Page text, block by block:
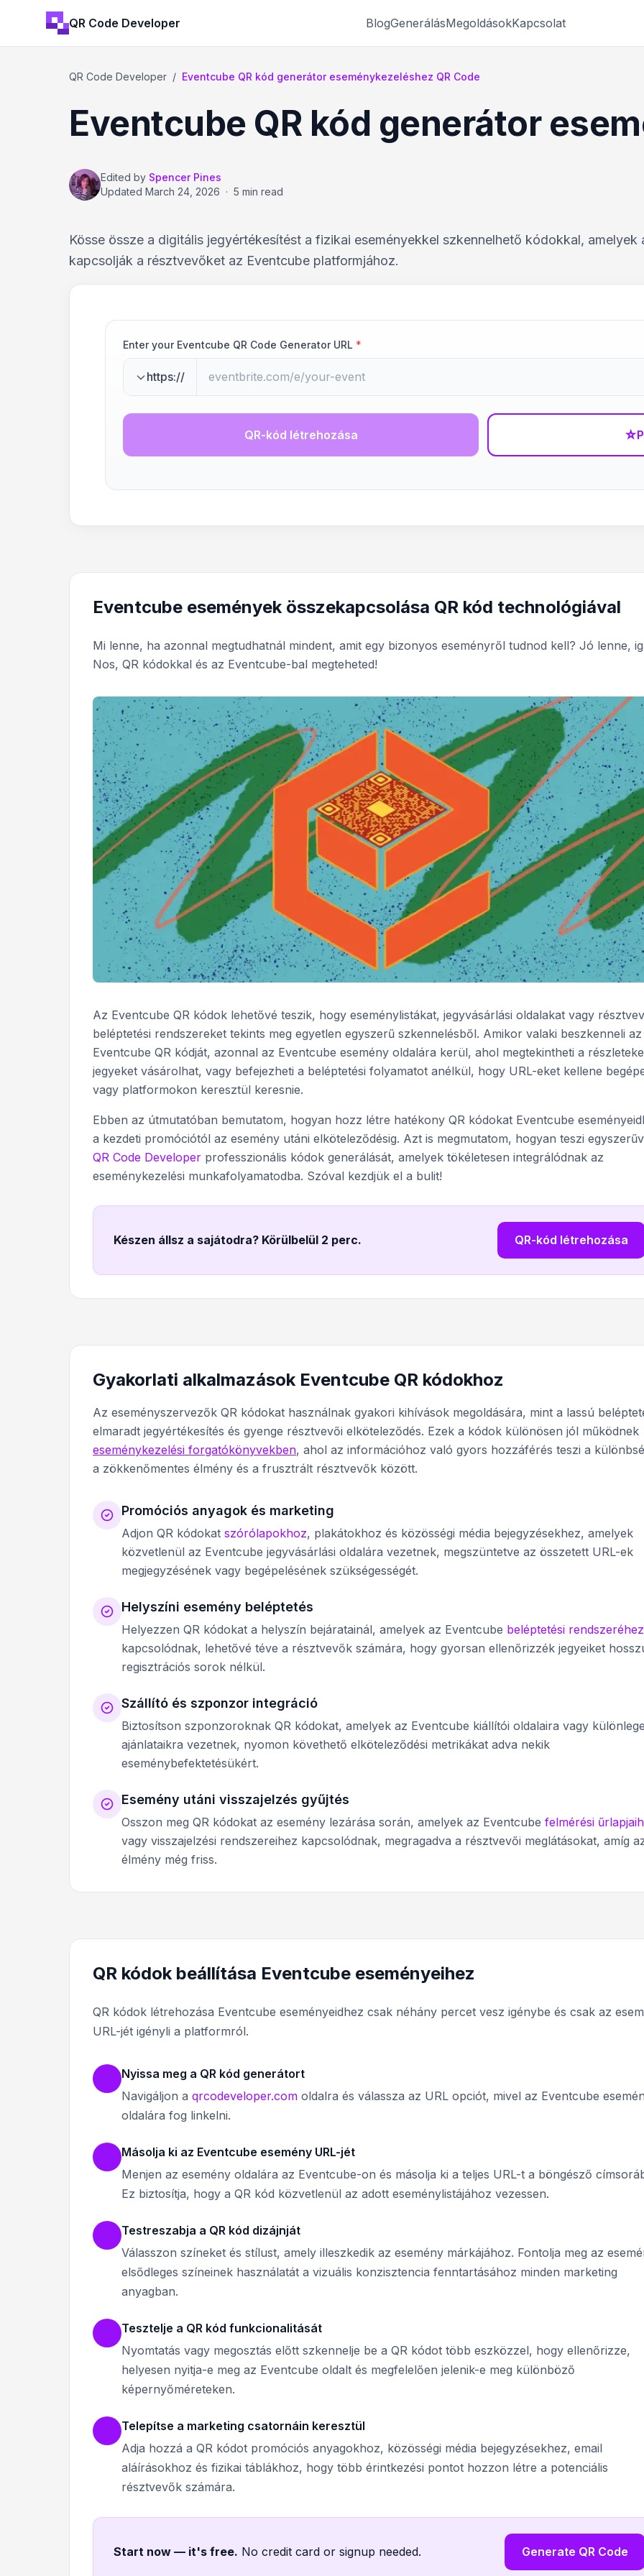
QR Code Developer BlogGenerálásMegoldásokKapcsolat
QR Code Developer / Eventcube QR kód generátor eseménykezeléshez QR Code
Eventcube QR kód generátor
Edited by Spencer Pines
Updated March 24, 2026 · 5 min read
Kösse össze a digitális jegyértékesítést a fizikai eseményekkel szkennelhető kódokkal, amelyek
kapcsolják a résztvevőket az Eventcube platformjához.
Enter your Eventcube QR Code Generator URL *
https://
QR-kód létrehozása ☆
Eventcube események összekapcsolása QR kód technológiával
Mi lenne, ha azonnal megtudhatnál mindent, amit egy bizonyos eseményről tudnod kell? Jó lenne,
Nos, QR kódokkal és az Eventcube-bal megteheted!
Az Eventcube QR kódok lehetővé teszik, hogy eseménylistákat, jegyvásárlási oldalakat vagy
beléptetési rendszereket tekints meg egyetlen egyszerű szkennelésből. Amikor valaki beszkenneli az
Eventcube QR kódját, azonnal az Eventcube esemény oldalára kerül, ahol megtekintheti a
jegyeket vásárolhat, vagy befejezheti a beléptetési folyamatot anélkül, hogy URL-eket kellene
vagy platformokon keresztül keresnie.
Ebben az útmutatóban bemutatom, hogyan hozz létre hatékony QR kódokat Eventcube
a kezdeti promóciótól az esemény utáni elköteleződésig. Azt is megmutatom, hogyan teszi
QR Code Developer professzionális kódok generálását, amelyek tökéletesen integrálódnak az
eseménykezelési munkafolyamatodba. Szóval kezdjük el a bulit!
Készen állsz a sajátodra? Körülbelül 2 perc. QR-kód létrehozása
Gyakorlati alkalmazások Eventcube QR kódokhoz
Az eseményszervezők QR kódokat használnak gyakori kihívások megoldására, mint a lassú
elmaradt jegyértékesítés és gyenge résztvevői elköteleződés. Ezek a kódok különösen jól működnek
eseménykezelési forgatókönyvekben, ahol az információhoz való gyors hozzáférés teszi a
a zökkenőmentes élmény és a frusztrált résztvevők között.
Promóciós anyagok és marketing
Adjon QR kódokat szórólapokhoz, plakátokhoz és közösségi média bejegyzésekhez, amelyek
közvetlenül az Eventcube jegyvásárlási oldalára vezetnek, megszüntetve az összetett URL-ek
megjegyzésének vagy begépelésének szükségességét.
Helyszíni esemény beléptetés
Helyezzen QR kódokat a helyszín bejáratainál, amelyek az Eventcube beléptetési rendszeréhez
kapcsolódnak, lehetővé téve a résztvevők számára, hogy gyorsan ellenőrizzék jegyeiket
regisztrációs sorok nélkül.
Szállító és szponzor integráció
Biztosítson szponzoroknak QR kódokat, amelyek az Eventcube kiállítói oldalaira vagy
ajánlataikra vezetnek, nyomon követhető elköteleződési metrikákat adva nekik
eseménybefektetésükért.
Esemény utáni visszajelzés gyűjtés
Osszon meg QR kódokat az esemény lezárása során, amelyek az Eventcube felmérési
vagy visszajelzési rendszereihez kapcsolódnak, megragadva a résztvevői meglátásokat, amíg
élmény még friss.
QR kódok beállítása Eventcube eseményeihez
QR kódok létrehozása Eventcube eseményeidhez csak néhány percet vesz igénybe és csak az
URL-jét igényli a platformról.
Nyissa meg a QR kód generátort
Navigáljon a qrcodeveloper.com oldalra és válassza az URL opciót, mivel az Eventcube
oldalára fog linkelni.
Másolja ki az Eventcube esemény URL-jét
Menjen az esemény oldalára az Eventcube-on és másolja ki a teljes URL-t a böngésző
Ez biztosítja, hogy a QR kód közvetlenül az adott eseménylistájához vezessen.
Testreszabja a QR kód dizájnját
Válasszon színeket és stílust, amely illeszkedik az esemény márkájához. Fontolja meg az
elsődleges színeinek használatát a vizuális konzisztencia fenntartásához minden marketing
anyagban.
Tesztelje a QR kód funkcionalitását
Nyomtatás vagy megosztás előtt szkennelje be a QR kódot több eszközzel, hogy ellenőrizze,
helyesen nyitja-e meg az Eventcube oldalt és megfelelően jelenik-e meg különböző
képernyőméreteken.
Telepítse a marketing csatornáin keresztül
Adja hozzá a QR kódot promóciós anyagokhoz, közösségi média bejegyzésekhez, email
aláírásokhoz és fizikai táblákhoz, hogy több érintkezési pontot hozzon létre a potenciális
résztvevők számára.
Start now — it's free. No credit card or signup needed. Generate QR Code